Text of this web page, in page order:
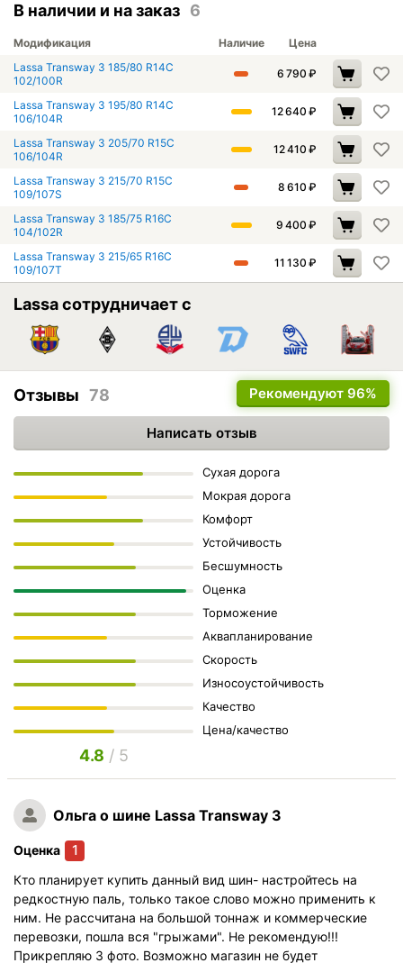
В наличии и на заказ 6
Модификация Наличие
Цена
Lassa Transway 3 185/80 R14C
102/100R
6 790 ₽
Lassa Transway 3 195/80 R14C
106/104R
12 640 ₽
Lassa Transway 3 205/70 R15C
106/104R
12 410 ₽
Lassa Transway 3 215/70 R15C
109/107S
8 610 ₽
Lassa Transway 3 185/75 R16C
104/102R
9 400 ₽
Lassa Transway 3 215/65 R16C
109/107T
11 130 ₽
Lassa сотрудничает с
Рекомендуют 96%
Отзывы 78
Написать отзыв
Сухая дорога
Мокрая дорога
Комфорт
Устойчивость
Бесшумность
Оценка
Торможение
Аквапланирование
Скорость
Износоустойчивость
Качество
Цена/качество
4.8 / 5
Ольга о шине Lassa Transway 3
Оценка 1
Кто планирует купить данный вид шин- настройтесь на
редкостную паль, только такое слово можно применить к
ним. Не рассчитана на большой тоннаж и коммерческие
перевозки, пошла вся "грыжами". Не рекомендую!!!
Прикрепляю 3 фото. Возможно магазин не будет